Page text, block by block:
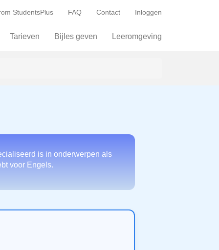
StudentsPlus FAQ Contact Inloggen
Tarieven Bijles geven Leeromgeving
is in onderwerpen als
voor Engels.